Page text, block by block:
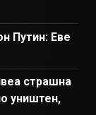
Путин: Еве
страшна
уништен,